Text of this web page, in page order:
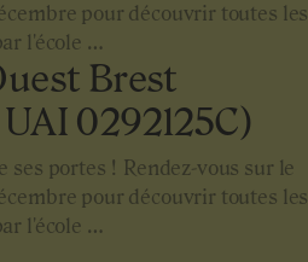
pour découvrir toutes les
l'école …
Brest
0292125C)
ses portes ! Rendez-vous sur le
pour découvrir toutes les
l'école …